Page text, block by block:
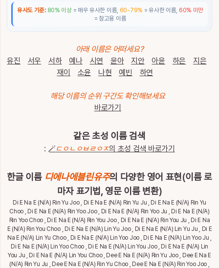
야
기
특
별
한
이
름
유사도 기준: 80% 이상= 매우 유사한 이름, 60-79% = 유사한 이름, 60% 미만
= 참고용 이름
아래 이름은 어떠세요?
유진
서우 서하 예나 시연 윤아 지안 아윤 하은
지은
재이
소윤 나현 예빈 하연
해당 이름의 순위 구간도 확인해보세요
바로가기
같은 초성 이름 검색
: 🪄ㄷㅇㄴㅇㅂㄹㅇㅈ의 초성 검색 바로가기
한글 이름 디에나에블린유주의 다양한 영어 표현(이름 로
마자 표기법, 영문 이름 변환)
Di E Na E (N/A) Rin Yu Joo , Di E Na E (N/A) Rin Yu Ju , Di E Na E (N/A) Rin Yu
Choo , Di E Na E (N/A) Rin Yoo Joo , Di E Na E (N/A) Rin Yoo Ju , Di E Na E (N/A)
Rin Yoo Choo , Di E Na E (N/A) Rin You Joo , Di E Na E (N/A) Rin You Ju , Di E Na
E (N/A) Rin You Choo , Di E Na E (N/A) Lin Yu Joo , Di E Na E (N/A) Lin Yu Ju , Di E
Na E (N/A) Lin Yu Choo , Di E Na E (N/A) Lin Yoo Joo , Di E Na E (N/A) Lin Yoo Ju ,
Di E Na E (N/A) Lin Yoo Choo , Di E Na E (N/A) Lin You Joo , Di E Na E (N/A) Lin
You Ju , Di E Na E (N/A) Lin You Choo , Dee E Na E (N/A) Rin Yu Joo , Dee E Na E
(N/A) Rin Yu Ju , Dee E Na E (N/A) Rin Yu Choo , Dee E Na E (N/A) Rin Yoo Joo ,